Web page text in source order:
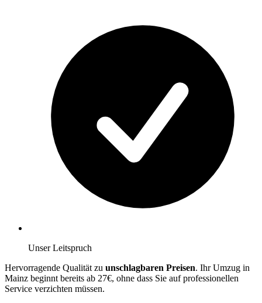
Unser Leitspruch
Hervorragende Qualität zu unschlagbaren Preisen. Ihr Umzug in
Mainz beginnt bereits ab 27€, ohne dass Sie auf professionellen
Service verzichten müssen.